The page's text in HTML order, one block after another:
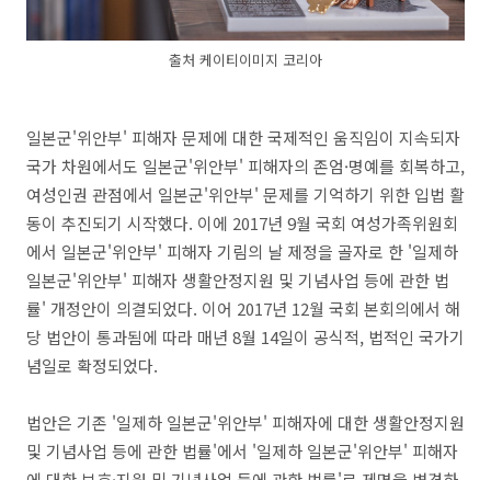
출처 케이티이미지 코리아
일본군'위안부' 피해자 문제에 대한 국제적인 움직임이 지속되자
국가 차원에서도 일본군'위안부' 피해자의 존엄·명예를 회복하고,
여성인권 관점에서 일본군'위안부' 문제를 기억하기 위한 입법 활
동이 추진되기 시작했다. 이에 2017년 9월 국회 여성가족위원회
에서 일본군'위안부' 피해자 기림의 날 제정을 골자로 한 '일제하
일본군'위안부' 피해자 생활안정지원 및 기념사업 등에 관한 법
률' 개정안이 의결되었다. 이어 2017년 12월 국회 본회의에서 해
당 법안이 통과됨에 따라 매년 8월 14일이 공식적, 법적인 국가기
념일로 확정되었다.
법안은 기존 '일제하 일본군'위안부' 피해자에 대한 생활안정지원
및 기념사업 등에 관한 법률'에서 '일제하 일본군'위안부' 피해자